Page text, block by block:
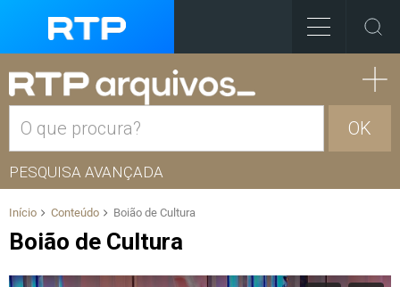
OK
PESQUISA AVANÇADA
Início Conteúdo Boião de Cultura
Boião de Cultura